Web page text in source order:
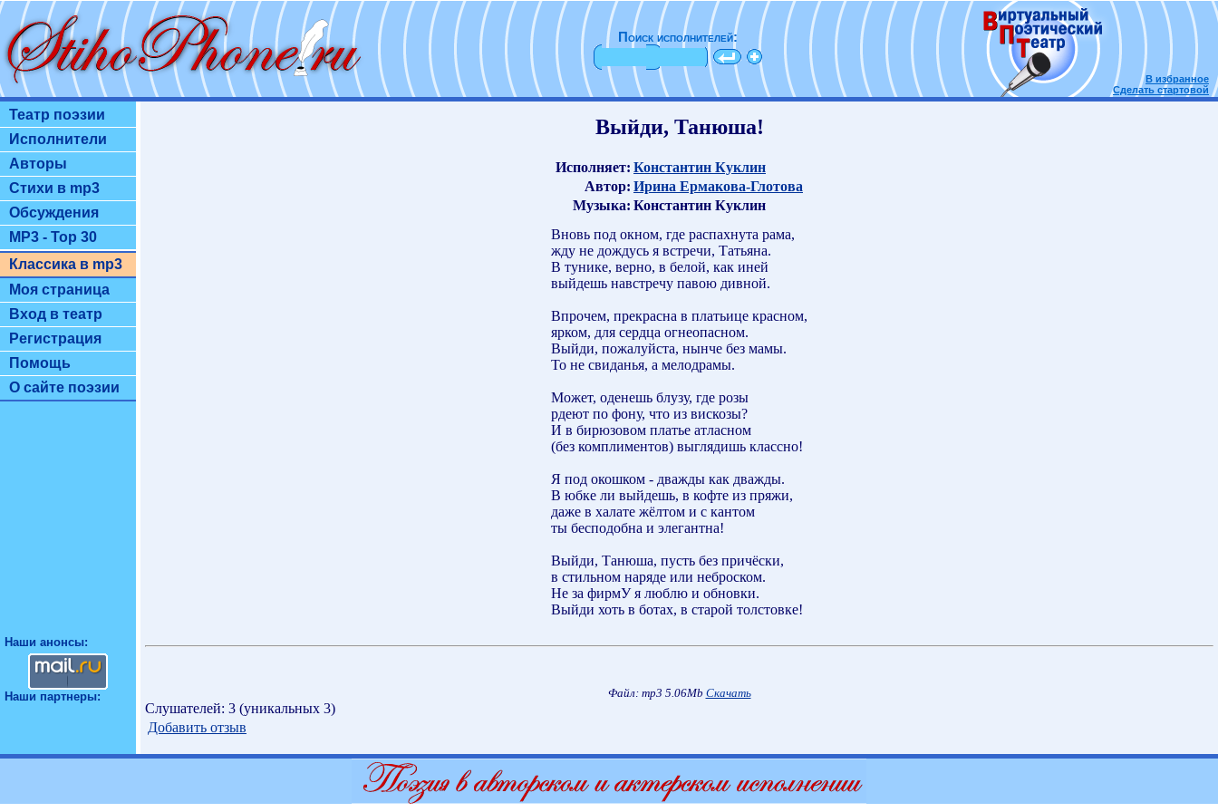
Поиск исполнителей:
В избранное
Сделать стартовой
Театр поэзии
Исполнители
Авторы
Стихи в mp3
Обсуждения
MP3 - Top 30
Классика в mp3
Моя страница
Вход в театр
Регистрация
Помощь
О сайте поэзии
Наши анонсы:
Наши партнеры:
Выйди, Танюша!
Исполняет: Константин Куклин
Автор: Ирина Ермакова-Глотова
Музыка: Константин Куклин
Вновь под окном, где распахнута рама,
жду не дождусь я встречи, Татьяна.
В тунике, верно, в белой, как иней
выйдешь навстречу павою дивной.
Впрочем, прекрасна в платьице красном,
ярком, для сердца огнеопасном.
Выйди, пожалуйста, нынче без мамы.
То не свиданья, а мелодрамы.
Может, оденешь блузу, где розы
рдеют по фону, что из вискозы?
И в бирюзовом платье атласном
(без комплиментов) выглядишь классно!
Я под окошком - дважды как дважды.
В юбке ли выйдешь, в кофте из пряжи,
даже в халате жёлтом и с кантом
ты бесподобна и элегантна!
Выйди, Танюша, пусть без причёски,
в стильном наряде или неброском.
Не за фирмУ я люблю и обновки.
Выйди хоть в ботах, в старой толстовке!
Файл: mp3 5.06Mb Скачать
Слушателей: 3 (уникальных 3)
Добавить отзыв